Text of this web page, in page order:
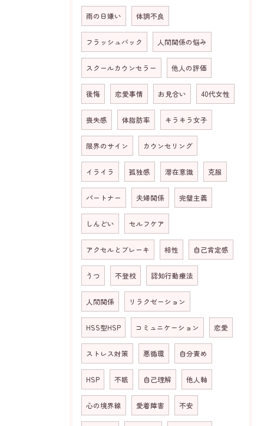
雨の日嫌い 体調不良
フラッシュバック 人間関係の悩み
スクールカウンセラー 他人の評価
後悔 恋愛事情 お見合い 40代女性
喪失感 体脂肪率 キラキラ女子
限界のサイン カウンセリング
イライラ 孤独感 潜在意識 克服
パートナー 夫婦関係 完璧主義
しんどい セルフケア
アクセルとブレーキ 相性 自己肯定感
うつ 不登校 認知行動療法
人間関係 リラクゼーション
HSS型HSP コミュニケーション 恋愛
ストレス対策 悪循環 自分責め
HSP 不眠 自己理解 他人軸
心の境界線 愛着障害 不安